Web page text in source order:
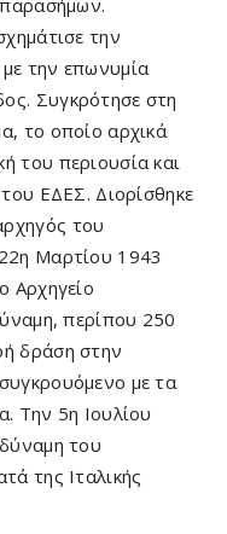
παρασήμων.
την
την επωνυμία
Συγκρότησε στη
το οποίο αρχικά
του περιουσία και
ΕΔΕΣ. Διορίσθηκε
του
Μαρτίου 1943
Αρχηγείο
περίπου 250
δράση στην
με τα
Την 5η Ιουλίου
του
της Ιταλικής